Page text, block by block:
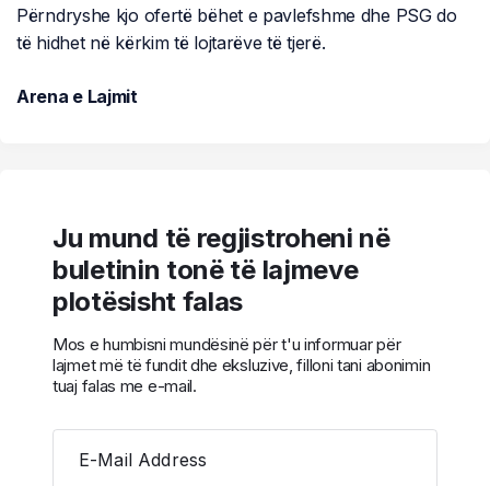
Përndryshe kjo ofertë bëhet e pavlefshme dhe PSG do
të hidhet në kërkim të lojtarëve të tjerë.
Arena e Lajmit
Ju mund të regjistroheni në
buletinin tonë të lajmeve
plotësisht falas
Mos e humbisni mundësinë për t'u informuar për
lajmet më të fundit dhe eksluzive, filloni tani abonimin
tuaj falas me e-mail.
E-Mail Address